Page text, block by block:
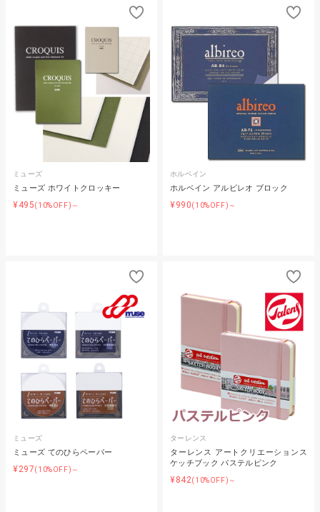
ミューズ
ミューズ ホワイトクロッキー
¥495(10%OFF)～
ホルベイン
ホルベイン アルビレオ ブロック
¥990(10%OFF)～
ミューズ
ミューズ てのひらペーパー
¥297(10%OFF)～
ターレンス
ターレンス アートクリエーションス
ケッチブック パステルピンク
¥842(10%OFF)～